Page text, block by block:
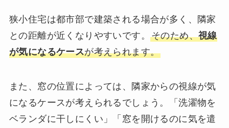
狭小住宅は都市部で建築される場合が多く、隣家
との距離が近くなりやすいです。 そのため、視線
が気になるケースが考えられます。
また、窓の位置によっては、隣家からの視線が気
になるケースが考えられるでしょう。「洗濯物を
ベランダに干しにくい」「窓を開けるのに気を遣